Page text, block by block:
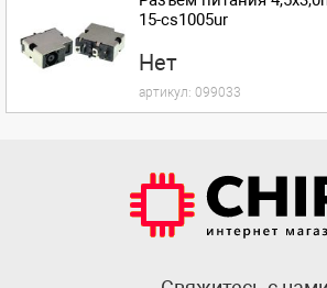
15-cs1005ur
Нет
артикул: 099033